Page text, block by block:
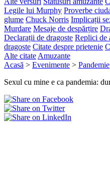
Legile lui Murphy Proverbe
glume Chuck Norris Implicații
Murdare Mesaje de despărțire
Declarații de dragoste Replici de
dragoste Citate despre prietenie
Alte citate Amuzante
Acasă > Evenimente > Pandemie
Sexul cu mine e ca pandemia: